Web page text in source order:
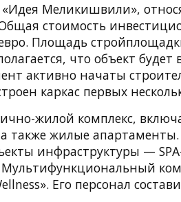
Меликишвили»,
стоимость
Площадь
что объект будет
активно начаты
каркас первых
жилой комплекс,
также жилые
инфраструктуры —
Его персонал